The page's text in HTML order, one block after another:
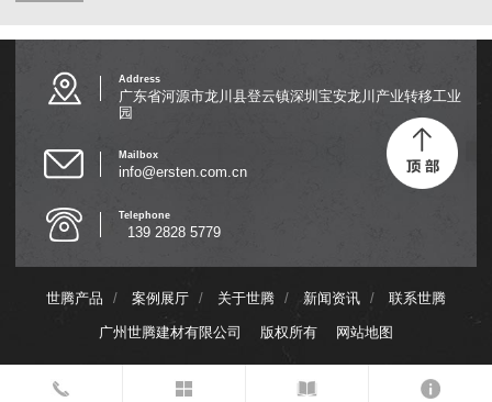
Address
广东省河源市龙川县登云镇深圳宝安龙川产业转移工业
园
Mailbox
info@ersten.com.cn
Telephone
139 2828 5779
世腾产品 / 案例展厅 / 关于世腾 / 新闻资讯 / 联系世腾
广州世腾建材有限公司 版权所有 网站地图